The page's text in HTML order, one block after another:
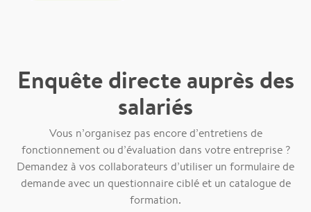
Enquête directe auprès des
salariés
Vous n’organisez pas encore d’entretiens de
fonctionnement ou d’évaluation dans votre entreprise ?
Demandez à vos collaborateurs d’utiliser un formulaire de
demande avec un questionnaire ciblé et un catalogue de
formation.